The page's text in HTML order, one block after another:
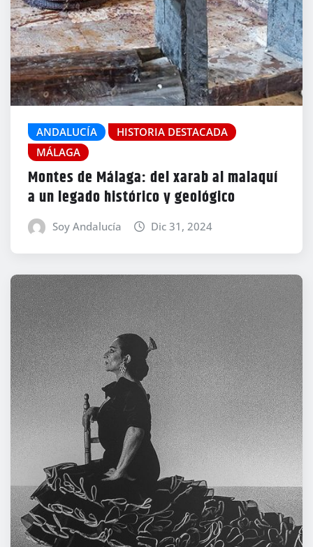
ANDALUCÍA
HISTORIA DESTACADA
MÁLAGA
Montes de Málaga: del xarab al malaquí
a un legado histórico y geológico
Soy Andalucía Dic 31, 2024